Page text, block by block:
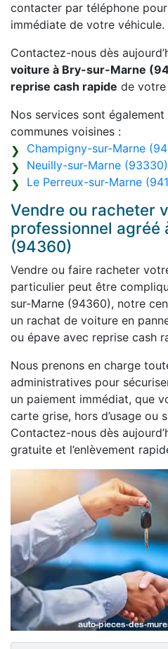
contacter par téléphone
immédiate de votre véhicule.
Contactez-nous dès
voiture à Bry-sur-Marne
reprise cash rapide de votre
Nos services sont
communes voisines :
Champigny-sur-Marne
Neuilly-sur-Marne (93330)
Le Perreux-sur-Marne
Vendre ou racheter
professionnel agréé
(94360)
Vendre ou faire racheter
particulier peut être
sur-Marne (94360), notre
un rachat de voiture en
ou épave avec reprise cash
Nous prenons en charge
administratives pour
un paiement immédiat, que
carte grise, hors d’usage ou
Contactez-nous dès
gratuite et l’enlèvement